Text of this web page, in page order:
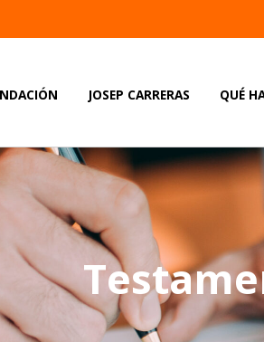
JOSEP CARRERAS QUÉ